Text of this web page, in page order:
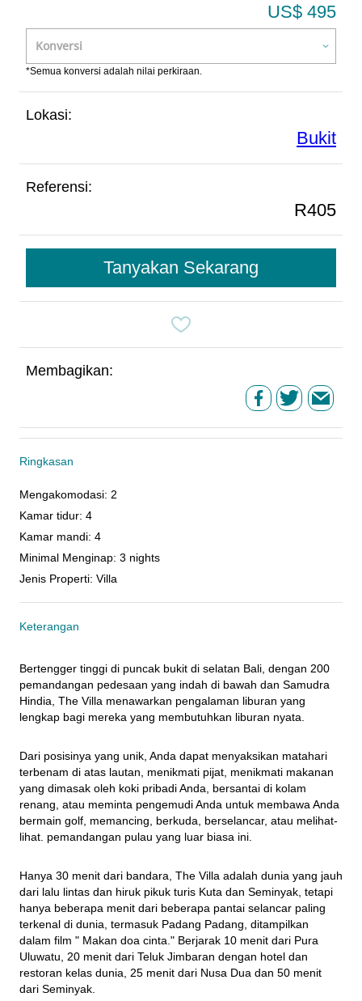
US$ 495
*Semua konversi adalah nilai perkiraan.
Lokasi:
Bukit
Referensi:
R405
Tanyakan Sekarang
Membagikan:
Ringkasan
Mengakomodasi: 2
Kamar tidur: 4
Kamar mandi: 4
Minimal Menginap: 3 nights
Jenis Properti: Villa
Keterangan
Bertengger tinggi di puncak bukit di selatan Bali, dengan 200
pemandangan pedesaan yang indah di bawah dan Samudra
Hindia, The Villa menawarkan pengalaman liburan yang
lengkap bagi mereka yang membutuhkan liburan nyata.
Dari posisinya yang unik, Anda dapat menyaksikan matahari
terbenam di atas lautan, menikmati pijat, menikmati makanan
yang dimasak oleh koki pribadi Anda, bersantai di kolam
renang, atau meminta pengemudi Anda untuk membawa Anda
bermain golf, memancing, berkuda, berselancar, atau melihat-
lihat. pemandangan pulau yang luar biasa ini.
Hanya 30 menit dari bandara, The Villa adalah dunia yang jauh
dari lalu lintas dan hiruk pikuk turis Kuta dan Seminyak, tetapi
hanya beberapa menit dari beberapa pantai selancar paling
terkenal di dunia, termasuk Padang Padang, ditampilkan
dalam film " Makan doa cinta." Berjarak 10 menit dari Pura
Uluwatu, 20 menit dari Teluk Jimbaran dengan hotel dan
restoran kelas dunia, 25 menit dari Nusa Dua dan 50 menit
dari Seminyak.